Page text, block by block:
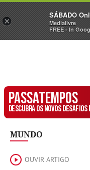
Sábado
PASSATEMPOS
DESCUBRA OS NOVOS DESAFIOS
MUNDO
OUVIR ARTIGO
×
SÁBADO
Medialivre
FREE - In